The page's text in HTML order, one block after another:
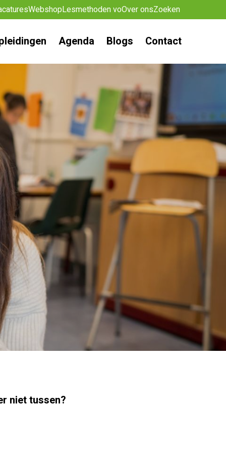
WebshopLesmethoden voOver onsZoeken
Agenda Blogs Contact
niet tussen?